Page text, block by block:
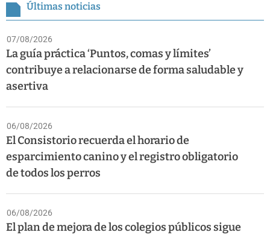
Últimas noticias
07/08/2026
La guía práctica ‘Puntos, comas y límites’
contribuye a relacionarse de forma saludable y
asertiva
06/08/2026
El Consistorio recuerda el horario de
esparcimiento canino y el registro obligatorio
de todos los perros
06/08/2026
El plan de mejora de los colegios públicos sigue